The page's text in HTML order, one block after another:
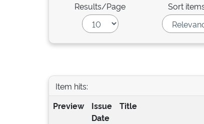
Results/Page Sort
Item hits:
Preview
Issue
Date
Title